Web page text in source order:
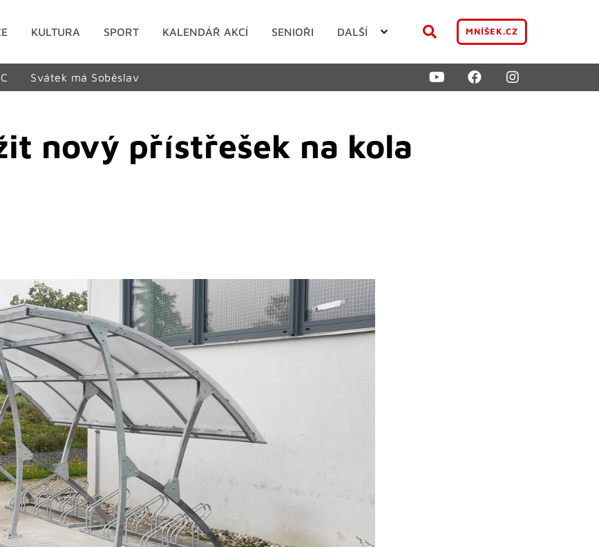
KULTURA SPORT KALENDÁŘ AKCÍ SENIOŘI DALŠÍ MNÍŠEK.CZ
Svátek má Soběslav
nový přístřešek na kola